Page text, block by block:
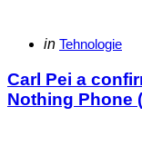
Categories
Posted
in Tehnologie
Carl Pei a
Nothing Phone